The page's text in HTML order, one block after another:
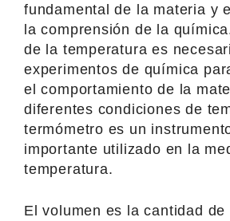
fundamental de la materia y
la comprensión de la
de la temperatura es
experimentos de química
el comportamiento de la
diferentes condiciones de
termómetro es un
importante utilizado en la
temperatura.
El volumen es la cantidad de